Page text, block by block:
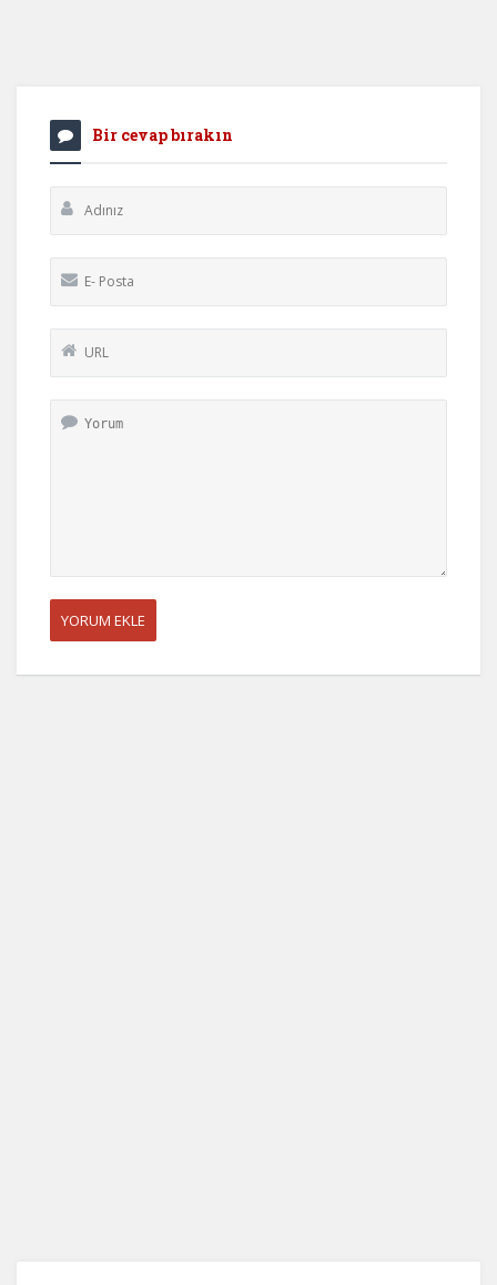
Bir cevap bırakın